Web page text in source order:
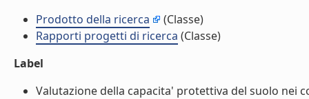
Prodotto della ricerca
(Classe)
Rapporti progetti di ricerca (Classe)
Label
Valutazione della capacita' protettiva del suolo nei